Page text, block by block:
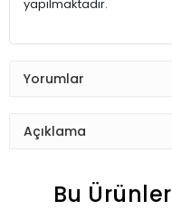
yapılmaktadır.
Yorumlar
Açıklama
Bu